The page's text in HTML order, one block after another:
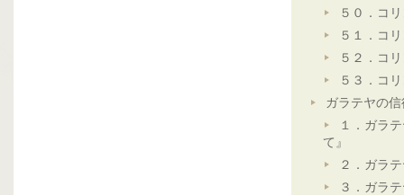
５０．コ
５１．コ
５２．コ
５３．コ
ガラテヤの
１．ガラ
て』
２．ガラ
３．ガラ